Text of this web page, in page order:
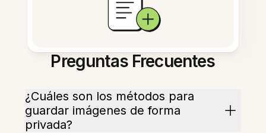
Preguntas Frecuentes
¿Cuáles son los métodos para
guardar imágenes de forma
privada?